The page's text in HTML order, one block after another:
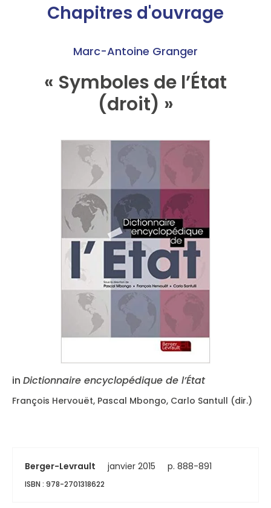
Chapitres d'ouvrage
Marc-Antoine Granger
« Symboles de l’État
(droit) »
in Dictionnaire encyclopédique de l’État
François Hervouët, Pascal Mbongo, Carlo Santull (dir.)
Berger-Levrault janvier 2015 p. 888-891
ISBN : 978-2701318622